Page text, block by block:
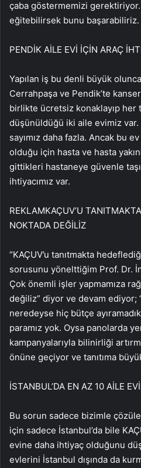
çaba göstermemizi gerektiriyor.
eğitebilirsek bunu başarabiliriz.
PENDİK AİLE EVİ İÇİN ARAÇ
Yapılan iş bu denli büyük
Cerrahpaşa ve Pendik’te
birlikte ücretsiz konaklayıp her
düşünüldüğü iki aile evimiz
sayımız daha fazla. Ancak bu
olduğu için hasta ve hasta
gittikleri hastaneye güvenle
ihtiyacımız var.
REKLAMKAÇUV’U
NOKTADA DEĞİLİZ
“KAÇUV’u tanıtmakta
sorusunu yönelttiğim Prof. Dr.
Çok önemli işler yapmamıza
değiliz” diyor ve devam ediyor;
neredeyse hiç bütçe
paramız yok. Oysa panolarda
kampanyalarıyla bilinirliği
önüne geçiyor ve tanıtıma
İSTANBUL’DA EN AZ 10 AİLE
Bu sorun sadece bizimle
için sadece İstanbul’da bile
evine daha ihtiyaç olduğunu
evlerini İstanbul dışında da